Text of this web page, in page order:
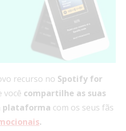
recurso no Spotify for
você compartilhe as suas
plataforma com os seus fãs
.